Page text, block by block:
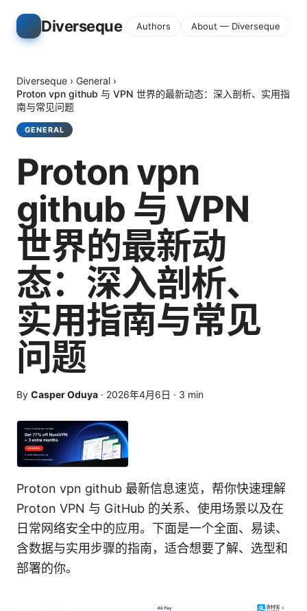
Diverseque Authors About — Diverseque
Diverseque › General ›
Proton vpn github 与 VPN 世界的最新动态：深入剖析、实用指
南与常见问题
GENERAL
Proton vpn
github 与 VPN
世界的最新动
态：深入剖析、
实用指南与常见
问题
By Casper Oduya · 2026年4月6日 · 3 min
Proton vpn github 最新信息速览，帮你快速理解
Proton VPN 与 GitHub 的关系、使用场景以及在
日常网络安全中的应用。下面是一个全面、易读、
含数据与实用步骤的指南，适合想要了解、选型和
部署的你。